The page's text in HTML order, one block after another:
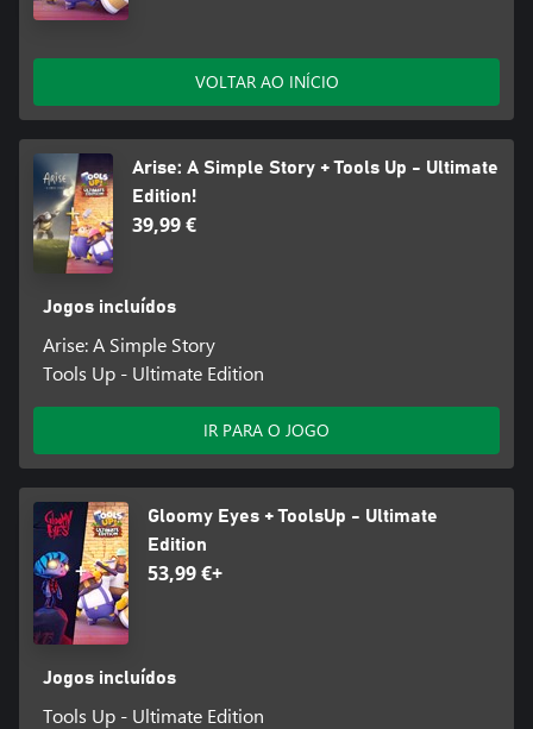
VOLTAR AO INÍCIO
Arise: A Simple Story + Tools Up - Ultimate
Edition!
39,99 €
Jogos incluídos
Arise: A Simple Story
Tools Up - Ultimate Edition
IR PARA O JOGO
Gloomy Eyes + ToolsUp - Ultimate
Edition
53,99 €+
Jogos incluídos
Tools Up - Ultimate Edition